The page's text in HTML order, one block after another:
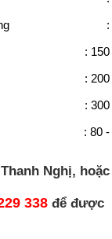
pin 6 tháng :
loại : 150
các loai : 200
300
: 80 -
Nghị, hoặc
338 để được